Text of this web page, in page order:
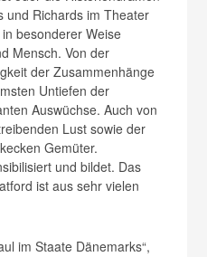
und Richards im Theater
besonderer Weise
Mensch. Von der
der Zusammenhänge
Untiefen der
Auswüchse. Auch von
Lust sowie der
Gemüter.
und bildet. Das
ist aus sehr vielen
im Staate Dänemarks“,